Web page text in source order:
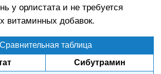
у орлистата и не требуется
витаминных добавок.
Сравнительная таблица
Сибутрамин